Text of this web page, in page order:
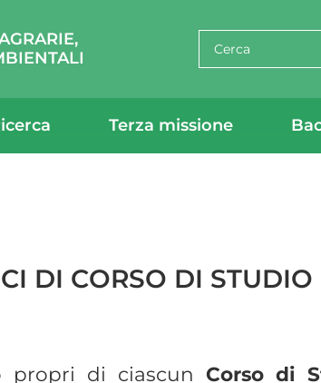
Terza missione
DI CORSO DI STUDIO
propri di ciascun Corso di